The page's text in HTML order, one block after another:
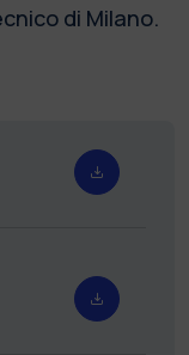
di Milano.